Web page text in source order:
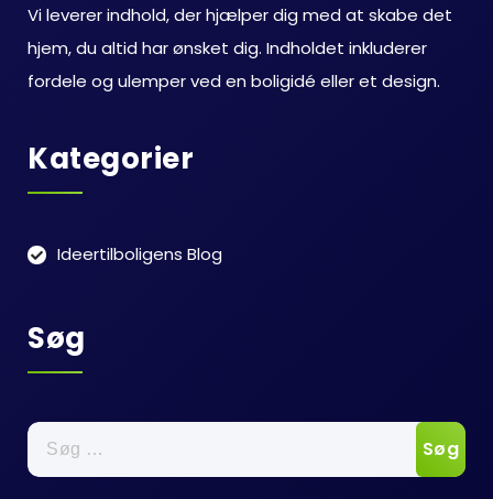
Vi leverer indhold, der hjælper dig med at skabe det
hjem, du altid har ønsket dig. Indholdet inkluderer
fordele og ulemper ved en boligidé eller et design.
Kategorier
Ideertilboligens Blog
Søg
Søg
efter: